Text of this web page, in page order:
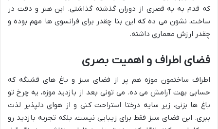
که قدم به یه قصری از دوران گذشته گذاشتی. این هنر و دقت در
ساخت، نشون می ده که این بنا چقدر برای فرانسوی ها مهم بوده و
چقدر ارزش معماری داشته.
فضای اطراف و اهمیت بصری
اطراف ساختمون موزه هم پر از فضای سبز و باغ های قشنگه که
حسابی بهت آرامش می ده. می تونی بعد از بازدید موزه، یه چرخ تو
باغ ها بزنی، زیر سایه درختا استراحت کنی و از هوای دلپذیر لذت
ببری. این فضای سبز فقط برای زیبایی نیست، بلکه تجربه بازدید رو